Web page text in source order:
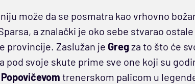
može da se posmatra kao vrhovno
a znalački je oko sebe stvarao
provincije. Zaslužan je Gregza to što će
pod svoje skute prime sve one koji su
Popovičevom trenerskom palicom u